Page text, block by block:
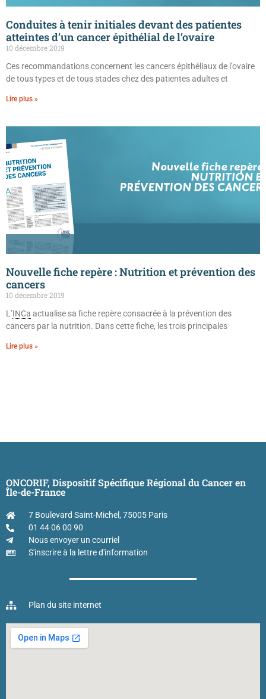
Conduites à tenir initiales devant des patientes
atteintes d’un cancer épithélial de l’ovaire
10 décembre 2019
Ces recommandations concernent les cancers épithéliaux de l’ovaire
de tous types et de tous stades chez des patientes adultes et
Lire plus »
Nouvelle fiche repère : Nutrition et prévention des
cancers
10 décembre 2019
L’INCa actualise sa fiche repère consacrée à la prévention des
cancers par la nutrition. Dans cette fiche, les trois principales
Lire plus »
ONCORIF, Dispositif Spécifique Régional du Cancer en
Île-de-France
7 Boulevard Saint-Michel, 75005 Paris
01 44 06 00 90
Nous envoyer un courriel
S'inscrire à la lettre d'information
Plan du site internet